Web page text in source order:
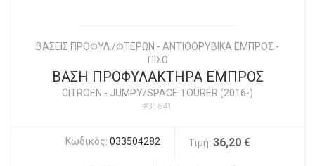
ΒΑΣΕΙΣ ΠΡΟΦΥΛ./ΦΤΕΡΩΝ - ΑΝΤΙΘΟΡΥΒΙΚΑ ΕΜΠΡΟΣ -
ΠΙΣΩ
ΒΑΣΗ ΠΡΟΦΥΛΑΚΤΗΡΑ ΕΜΠΡΟΣ
CITROEN - JUMPY/SPACE TOURER (2016-)
#31641
Κωδικός: 033504282 Τιμή: 36,20 €